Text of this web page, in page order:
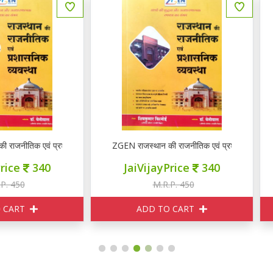
राजस्थान की राजनीतिक एवं प्रशासनिक व्यवस्था
JaiVijayPrice
ADD TO CART
Booster Academy भारतीय
JaiVijayPrice
ADD TO CART